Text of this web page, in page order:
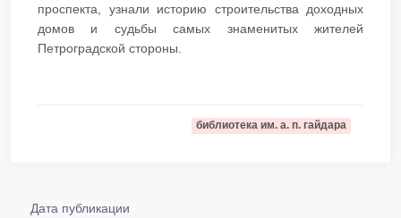
проспекта, узнали историю строительства доходных
домов и судьбы самых знаменитых жителей
Петроградской стороны.​​​​
библиотека им. а. п. гайдара
Дата публикации